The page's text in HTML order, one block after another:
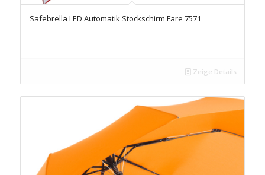
Safebrella LED Automatik Stockschirm Fare 7571
Zeige Details